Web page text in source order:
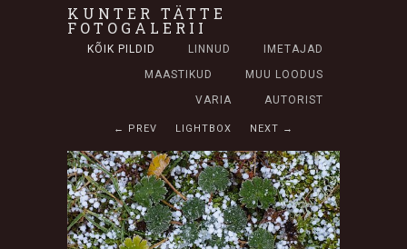
KUNTER TÄTTE
FOTOGALERII
KÕIK PILDID LINNUD
IMETAJAD
MAASTIKUD
MUU LOODUS
VARIA
AUTORIST
← PREV LIGHTBOX NEXT →